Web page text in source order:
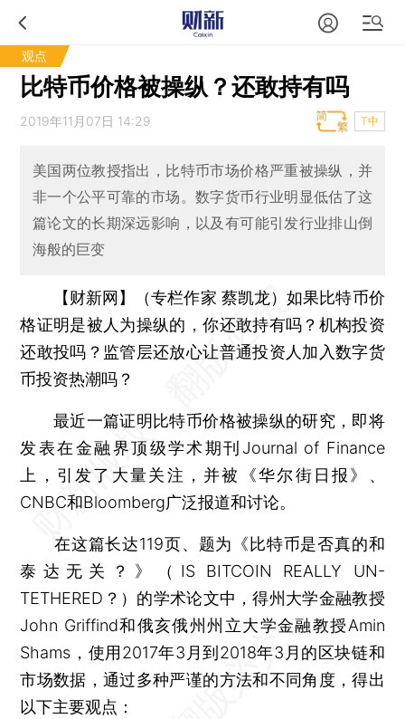
观点
比特币价格被操纵？还敢持有吗
2019年11月07日 14:29 T中
美国两位教授指出，比特币市场价格严重被操纵，并
非一个公平可靠的市场。数字货币行业明显低估了这
篇论文的长期深远影响，以及有可能引发行业排山倒
海般的巨变
【财新网】（专栏作家 蔡凯龙）如果比特币价
格证明是被人为操纵的，你还敢持有吗？机构投资
还敢投吗？监管层还放心让普通投资人加入数字货
币投资热潮吗？
最近一篇证明比特币价格被操纵的研究，即将
发表在金融界顶级学术期刊Journal of Finance
上，引发了大量关注，并被《华尔街日报》、
CNBC和Bloomberg广泛报道和讨论。
在这篇长达119页、题为《比特币是否真的和
泰达无关？》（IS BITCOIN REALLY UN-
TETHERED？）的学术论文中，得州大学金融教授
John Griffind和俄亥俄州州立大学金融教授Amin
Shams，使用2017年3月到2018年3月的区块链和
市场数据，通过多种严谨的方法和不同角度，得出
以下主要观点：